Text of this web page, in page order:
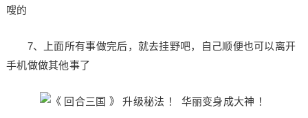
嗖的
7、上面所有事做完后，就去挂野吧，自己顺便也可以离开
手机做做其他事了